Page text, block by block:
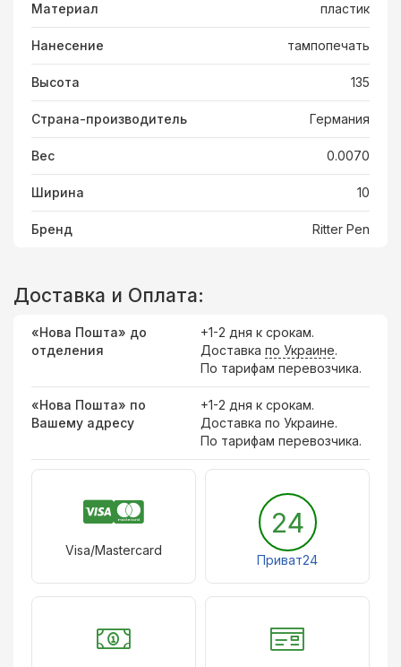
Материал пластик
Нанесение тампопечать
Высота 135
Страна-производитель Германия
Вес 0.0070
Ширина 10
Бренд Ritter Pen
Доставка и Оплата:
«Нова Пошта» до
отделения
+1-2 дня к срокам.
Доставка по Украине.
По тарифам перевозчика.
«Нова Пошта» по
Вашему адресу
+1-2 дня к срокам.
Доставка по Украине.
По тарифам перевозчика.
Visa/Mastercard
24
Приват24